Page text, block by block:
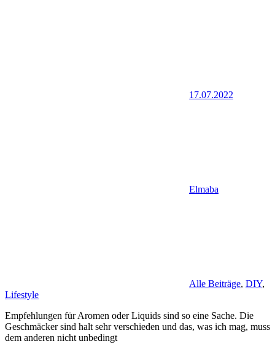
17.07.2022
Elmaba
Alle Beiträge, DIY,
Lifestyle
Empfehlungen für Aromen oder Liquids sind so eine Sache. Die
Geschmäcker sind halt sehr verschieden und das, was ich mag, muss
dem anderen nicht unbedingt